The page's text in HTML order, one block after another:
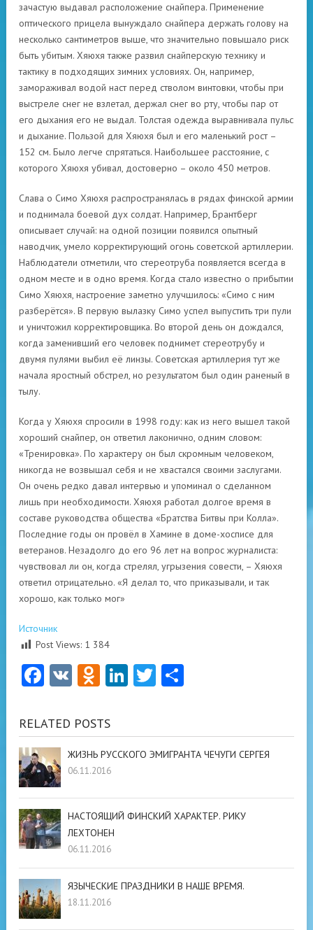
зачастую выдавал расположение снайпера. Применение
оптического прицела вынуждало снайпера держать голову на
несколько сантиметров выше, что значительно повышало риск
быть убитым. Хяюхя также развил снайперскую технику и
тактику в подходящих зимних условиях. Он, например,
замораживал водой наст перед стволом винтовки, чтобы при
выстреле снег не взлетал, держал снег во рту, чтобы пар от
его дыхания его не выдал. Толстая одежда выравнивала пульс
и дыхание. Пользой для Хяюхя был и его маленький рост –
152 см. Было легче спрятаться. Наибольшее расстояние, с
которого Хяюхя убивал, достоверно – около 450 метров.
Слава о Симо Хяюхя распространялась в рядах финской армии
и поднимала боевой дух солдат. Например, Брантберг
описывает случай: на одной позиции появился опытный
наводчик, умело корректирующий огонь советской артиллерии.
Наблюдатели отметили, что стереотруба появляется всегда в
одном месте и в одно время. Когда стало известно о прибытии
Симо Хяюхя, настроение заметно улучшилось: «Симо с ним
разберётся». В первую вылазку Симо успел выпустить три пули
и уничтожил корректировщика. Во второй день он дождался,
когда заменивший его человек поднимет стереотрубу и
двумя пулями выбил её линзы. Советская артиллерия тут же
начала яростный обстрел, но результатом был один раненый в
тылу.
Когда у Хяюхя спросили в 1998 году: как из него вышел такой
хороший снайпер, он ответил лаконично, одним словом:
«Тренировка». По характеру он был скромным человеком,
никогда не возвышал себя и не хвастался своими заслугами.
Он очень редко давал интервью и упоминал о сделанном
лишь при необходимости. Хяюхя работал долгое время в
составе руководства общества «Братства Битвы при Колла».
Последние годы он провёл в Хамине в доме-хосписе для
ветеранов. Незадолго до его 96 лет на вопрос журналиста:
чувствовал ли он, когда стрелял, угрызения совести, – Хяюхя
ответил отрицательно. «Я делал то, что приказывали, и так
хорошо, как только мог»
Источник
Post Views: 1 384
Facebook
VK Odnoklassniki
LinkedIn
Twitter
RELATED POSTS
ЖИЗНЬ РУССКОГО ЭМИГРАНТА ЧЕЧУГИ СЕРГЕЯ
06.11.2016
НАСТОЯЩИЙ ФИНСКИЙ ХАРАКТЕР. РИКУ
ЛЕХТОНЕН
06.11.2016
ЯЗЫЧЕСКИЕ ПРАЗДНИКИ В НАШЕ ВРЕМЯ.
18.11.2016